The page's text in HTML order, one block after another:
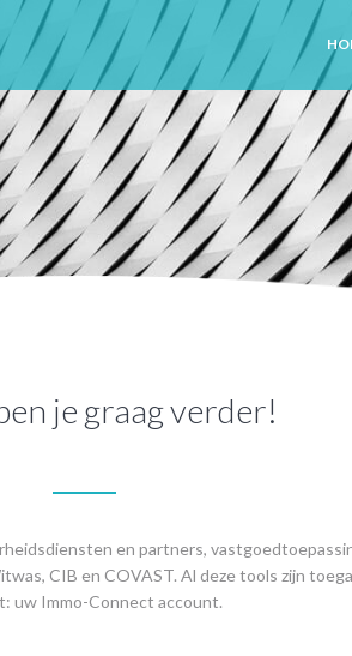
je graag verder!
en partners,
CIB en COVAST. Al deze tools zijn
uw Immo-Connect account.